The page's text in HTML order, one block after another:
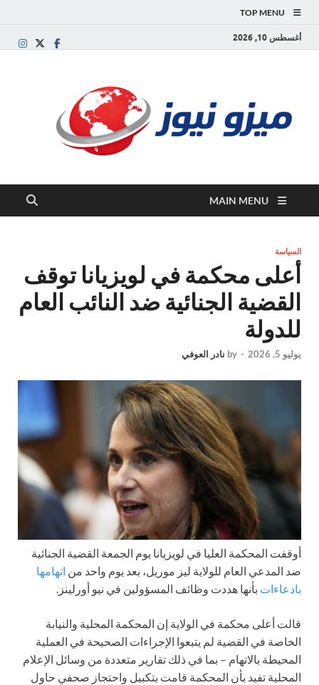
TOP MENU
أغسطس 10, 2026
MAIN MENU
السياسة
أعلى محكمة في لويزيانا توقف
القضية الجنائية ضد النائب العام
للدولة
يوليو 5, 2026 -
by نادر العوفي
أوقفت المحكمة العليا في لويزيانا يوم الجمعة القضية الجنائية
ضد المدعي العام للولاية ليز موريل، بعد يوم واحد من اتهامها
بادعاءات بأنها هددت وظائف المسؤولين في نيو أورلينز.
قالت أعلى محكمة في الولاية إن المحكمة المحلية والنيابة
الخاصة في القضية لم يتبعوا الإجراءات الصحيحة في العملية
المحيطة بالاتهام – بما في ذلك تقارير متعددة من وسائل الإعلام
المحلية تفيد بأن المحكمة قامت بتكبيل واحتجاز صحفي حاول